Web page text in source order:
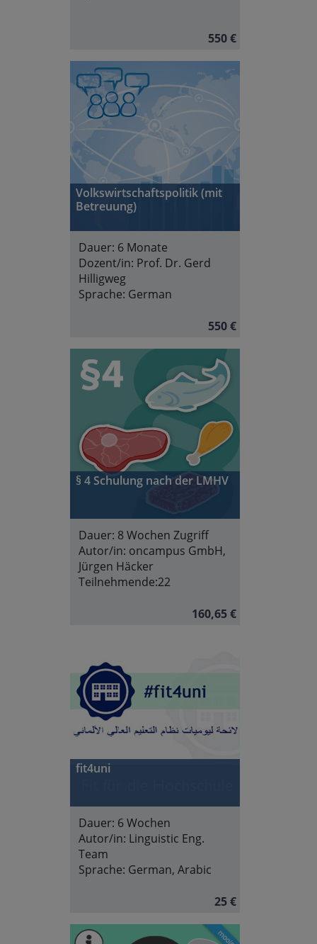
550 €
Volkswirtschaftspolitik (mit
Betreuung)
Dauer: 6 Monate
Dozent/in: Prof. Dr. Gerd
Hilligweg
Sprache: German
550 €
§ 4 Schulung nach der LMHV
Dauer: 8 Wochen Zugriff
Autor/in: oncampus GmbH,
Jürgen Häcker
Teilnehmende:22
160,65 €
fit4uni
Dauer: 6 Wochen
Autor/in: Linguistic Eng.
Team
Sprache: German, Arabic
25 €